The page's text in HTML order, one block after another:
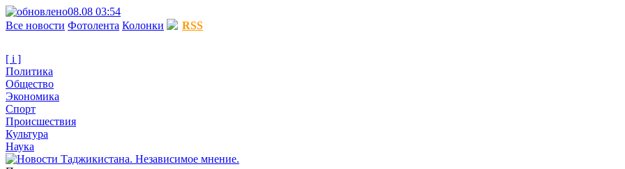
08.08 03:54
Все новости Фотолента Колонки RSS
[ i ]
Политика
Общество
Экономика
Спорт
Происшествия
Культура
Наука